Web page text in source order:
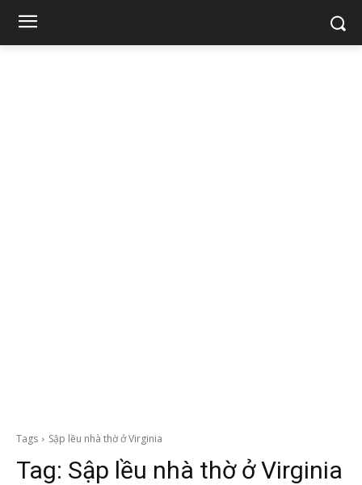
Tags Sập lều nhà thờ ở Virginia
Tag: Sập lều nhà thờ ở Virginia